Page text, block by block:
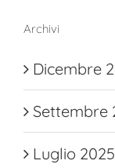
Archivi
Dicembre
Settembre
Luglio 2025